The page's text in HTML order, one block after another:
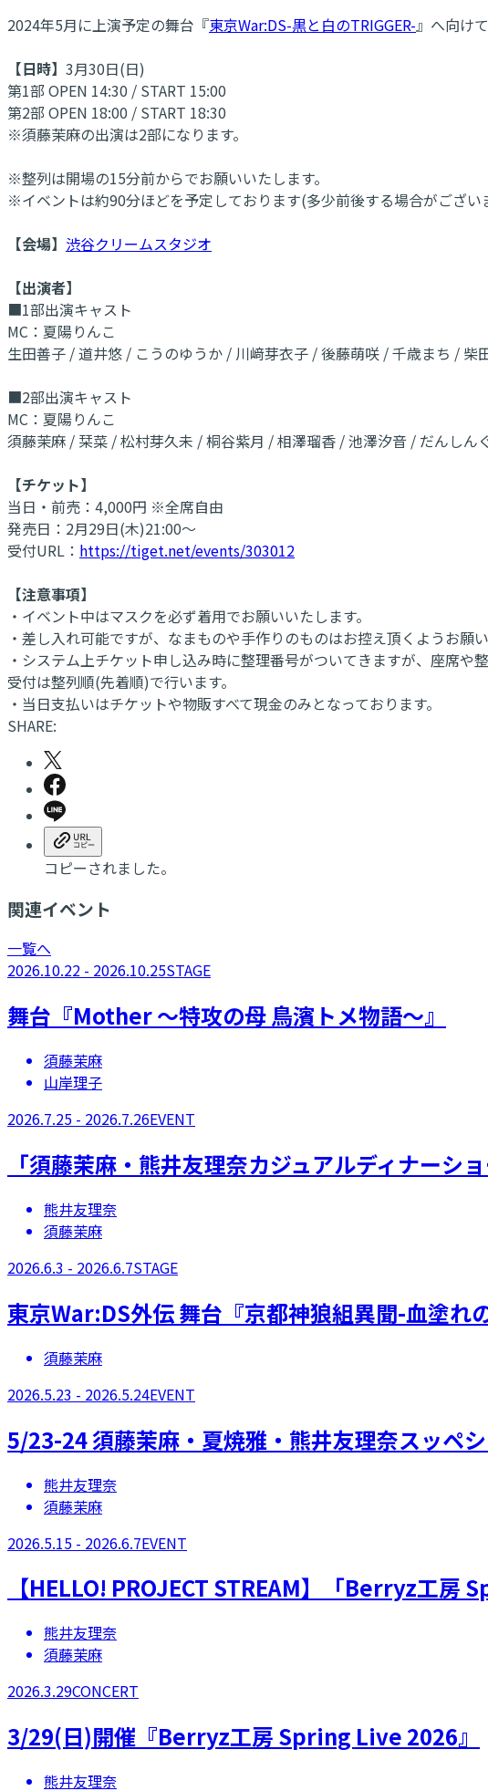
2024年5月に上演予定の舞台『東京War:DS-黒と白のTRIGGER-』へ向け
【日時】 3月30日(日)
第1部 OPEN 14:30 / START 15:00
第2部 OPEN 18:00 / START 18:30
※須藤茉麻の出演は2部になります。
※整列は開場の15分前からでお願いいたします。
※イベントは約90分ほどを予定しております(多少前後する場合がござい
【会場】 渋谷クリームスタジオ
【出演者】
■1部出演キャスト
MC：夏陽りんこ
生田善子 / 道井悠 / こうのゆうか / 川﨑芽衣子 / 後藤萌咲 / 千歳まち / 柴
■2部出演キャスト
MC：夏陽りんこ
須藤茉麻 / 栞菜 / 松村芽久未 / 桐谷紫月 / 相澤瑠香 / 池澤汐音 / だんしん
【チケット】
当日・前売：4,000円 ※全席自由
発売日：2月29日(木)21:00～
受付URL： https://tiget.net/events/303012
【注意事項】
・イベント中はマスクを必ず着用でお願いいたします。
・差し入れ可能ですが、なまものや手作りのものはお控え頂くようお願い
・システム上チケット申し込み時に整理番号がついてきますが、座席や
受付は整列順(先着順)で行います。
・当日支払いはチケットや物販すべて現金のみとなっております。
SHARE:
コピーされました。
関連イベント
一覧へ
2026.10.22 - 2026.10.25STAGE
舞台『Mother ～特攻の母 鳥濱トメ物語～』
須藤茉麻
山岸理子
2026.7.25 - 2026.7.26EVENT
「須藤茉麻・熊井友理奈カジュアルディナー
熊井友理奈
須藤茉麻
2026.6.3 - 2026.6.7STAGE
東京War:DS外伝 舞台『京都神狼組異聞-血塗れ
須藤茉麻
2026.5.23 - 2026.5.24EVENT
5/23-24 須藤茉麻・夏焼雅・熊井友理奈スッペ
熊井友理奈
須藤茉麻
2026.5.15 - 2026.6.7EVENT
【​HELLO! PROJECT STREAM】「Berryz工房
熊井友理奈
須藤茉麻
2026.3.29CONCERT
3/29(日)開催『Berryz工房 Spring Live 2026』
熊井友理奈